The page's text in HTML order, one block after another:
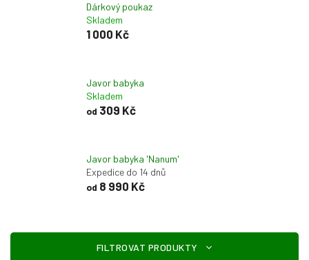
Dárkový poukaz
Skladem
1 000 Kč
Javor babyka
Skladem
od 309 Kč
Javor babyka 'Nanum'
Expedice do 14 dnů
od 8 990 Kč
V